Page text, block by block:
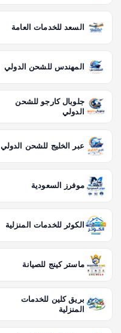
السعد للخدمات العامة
المهندس للشحن الدولي
جلوبال كارجو للشحن
الدولي
عبر الخليج للشحن الدولي
موفرز السعودية
الكوثر للخدمات المنزلية
ماستر كينج للصيانة
بريق كلين للخدمات
المنزلية